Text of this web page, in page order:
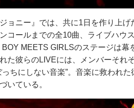
ョニー』では、共に1日を作り上
コールまでの全10曲、ライブハウ
MEETS GIRLSのステージは
た彼らのLIVEには、メンバーそれ
ちにしない音楽”。音楽に救われ
いている。